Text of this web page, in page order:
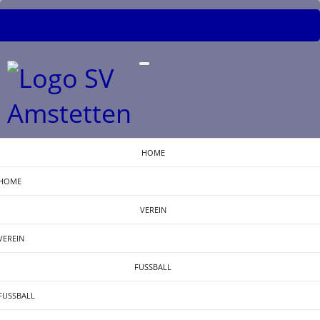
HOME
VEREIN
FUSSBALL